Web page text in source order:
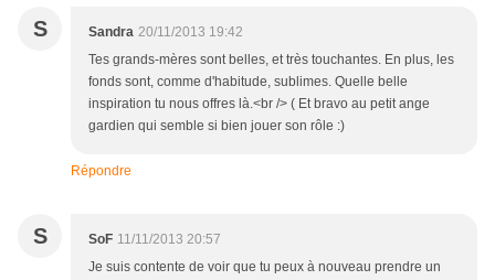
S Sandra 20/11/2013 19:42
Tes grands-mères sont belles, et très touchantes. En plus, les
fonds sont, comme d'habitude, sublimes. Quelle belle
inspiration tu nous offres là.<br /> ( Et bravo au petit ange
gardien qui semble si bien jouer son rôle :)
Répondre
S SoF 11/11/2013 20:57
Je suis contente de voir que tu peux à nouveau prendre un